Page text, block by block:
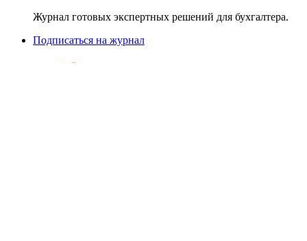
Журнал готовых экспертных решений для бухгалтера.
Подписаться на журнал